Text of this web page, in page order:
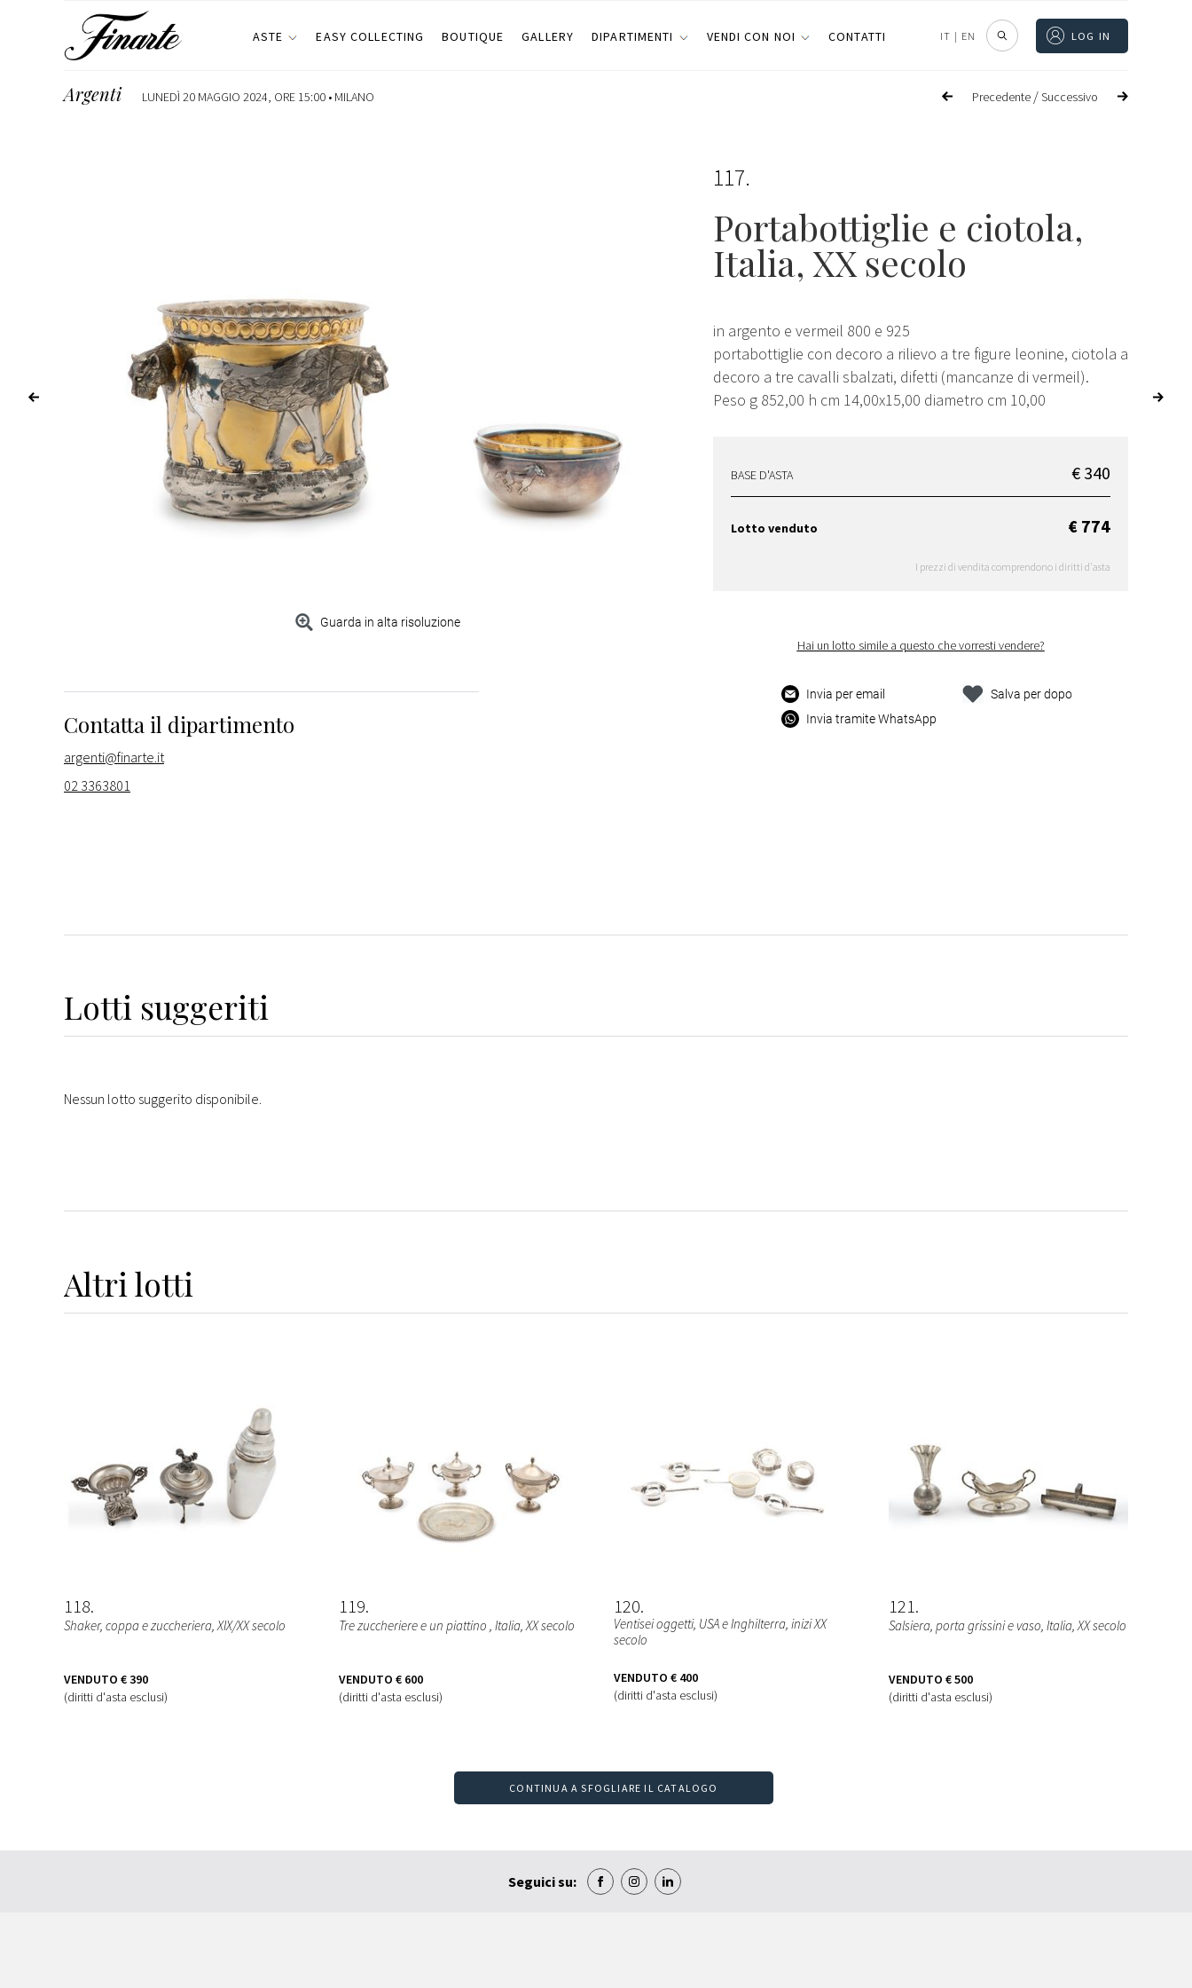
ASTE EASY COLLECTING BOUTIQUE GALLERY DIPARTIMENTI VENDI CON NOI CONTATTI IT | EN LOG IN
Precedente /Successivo
Argenti LUNEDÌ 20 MAGGIO 2024, ORE 15:00 • MILANO
Guarda in alta risoluzione
117
Portabottiglie e ciotola,
Italia, XX secolo
in argento e vermeil 800 e 925
portabottiglie con decoro a rilievo a tre figure leonine, ciotola a
decoro a tre cavalli sbalzati, difetti (mancanze di vermeil).
Peso g 852,00 h cm 14,00x15,00 diametro cm 10,00
BASE D'ASTA € 340
Lotto venduto € 774
I prezzi di vendita comprendono i diritti d'asta
Hai un lotto simile a questo che vorresti vendere?
Invia per email
Invia tramite WhatsApp
Salva per dopo
Contatta il dipartimento
argenti@finarte.it
02 3363801
Lotti suggeriti
Nessun lotto suggerito disponibile.
Altri lotti
118
Shaker, coppa e zuccheriera, XIX/XX secolo
VENDUTO € 390
(diritti d'asta esclusi)
119
Tre zuccheriere e un piattino , Italia, XX secolo
VENDUTO € 600
(diritti d'asta esclusi)
120
Ventisei oggetti, USA e Inghilterra, inizi XX
secolo
VENDUTO € 400
(diritti d'asta esclusi)
121
Salsiera, porta grissini e vaso, Italia, XX secolo
VENDUTO € 500
(diritti d'asta esclusi)
CONTINUA A SFOGLIARE IL CATALOGO
Seguici su: